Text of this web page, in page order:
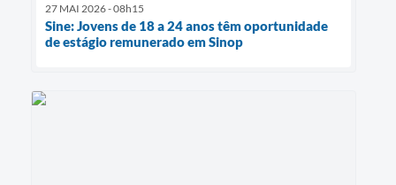
27 MAI 2026 - 08h15
Sine: Jovens de 18 a 24 anos têm oportunidade
de estágio remunerado em Sinop